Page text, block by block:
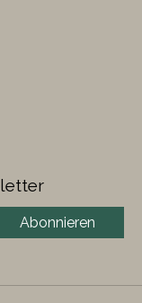
Abonnieren